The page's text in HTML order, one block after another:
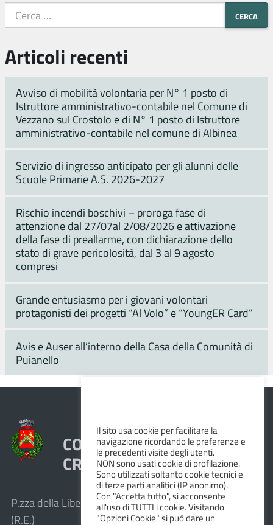
Articoli recenti
Avviso di mobilità volontaria per N° 1 posto di
Istruttore amministrativo-contabile nel Comune di
Vezzano sul Crostolo e di N° 1 posto di Istruttore
amministrativo-contabile nel comune di Albinea
Servizio di ingresso anticipato per gli alunni delle
Scuole Primarie A.S. 2026-2027
Rischio incendi boschivi – proroga fase di
attenzione dal 27/07al 2/08/2026 e attivazione
della fase di preallarme, con dichiarazione dello
stato di grave pericolosità, dal 3 al 9 agosto
compresi
Grande entusiasmo per i giovani volontari
protagonisti dei progetti “Al Volo” e “YoungER Card”
Avis e Auser all’interno della Casa della Comunità di
Puianello
COMUNE DI VEZZANO SUL
CROSTOLO
P.zza della Libertà, 1 – 42030 Vezzano sul Crostolo
(R.E.)
Il sito usa cookie per facilitare la
navigazione ricordando le preferenze e
le precedenti visite degli utenti.
NON sono usati cookie di profilazione.
Sono utilizzati soltanto cookie tecnici e
di terze parti analitici (IP anonimo).
Con "Accetta tutto", si acconsente
all'uso di TUTTI i cookie. Visitando
"Opzioni Cookie" si può dare un